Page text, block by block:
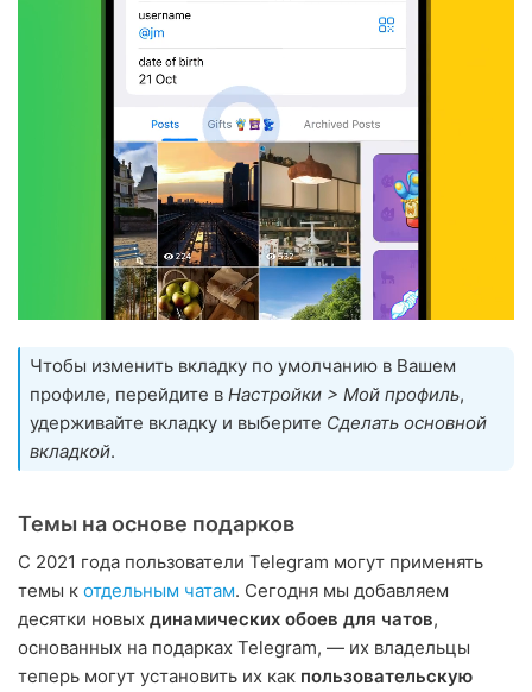
Чтобы изменить вкладку по умолчанию в Вашем
профиле, перейдите в Настройки > Мой профиль,
удерживайте вкладку и выберите Сделать основной
вкладкой.
Темы на основе подарков
С 2021 года пользователи Telegram могут применять
темы к отдельным чатам. Сегодня мы добавляем
десятки новых динамических обоев для чатов,
основанных на подарках Telegram, — их владельцы
теперь могут установить их как пользовательскую